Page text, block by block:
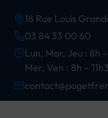
18 Rue Louis
03 84 33 00 60
Lun, Mar, Jeu : 8h
Mer, Ven : 8h –